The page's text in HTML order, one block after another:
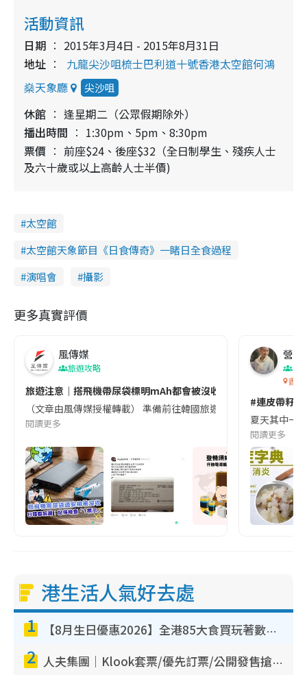
活動資訊
日期
2015年3月4日 - 2015年8月31日
地址
九龍尖沙咀梳士巴利道十號香港太空館何鴻
燊天象廳
尖沙咀
休館
逢星期二（公眾假期除外）
播出時間
1:30pm、5pm、8:30pm
票價
前座$24、後座$32（全日制學生、殘疾人士
及六十歲或以上高齡人士半價)
太空館
太空館天象節目《日食傳奇》一睹日全食過程
演唱會
攝影
更多真實評價
風傳媒
旅遊攻略
旅遊注意｜搭飛機帶尿袋標明mAh都會被沒收😱出發前切記檢查
（文章由風傳媒授權轉載） 準備前往韓國旅遊的民眾，近期要
閱讀更多
營養
香港
#連皮帶籽
夏天其中一
閱讀更多
港生活人氣好去處
1 【8月生日優惠2026】全港85大食買玩著數攻略 自助餐/火鍋放題同行免費＋誠品/DONKI送現金券
2 人夫集團｜Klook套票/優先訂票/公開發售搶飛攻略！附票價.購票連結.場地座位表